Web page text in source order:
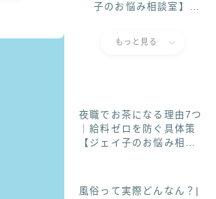
子のお悩み相談室】頑
万円に近づく方法風俗
もっと見る
夜職でお茶になる理由7つ
｜給料ゼロを防ぐ具体策
【ジェイ子のお悩み相談
風俗って実際どんなん？|